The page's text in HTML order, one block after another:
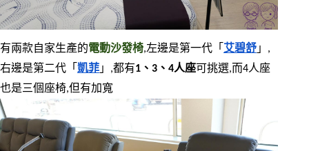
有兩款自家生產的電動沙發椅,左邊是第一代「 艾碧舒 」,
右邊是第二代「 凱菲 」,都有1、3、4人座可挑選,而4人座
也是三個座椅,但有加寬